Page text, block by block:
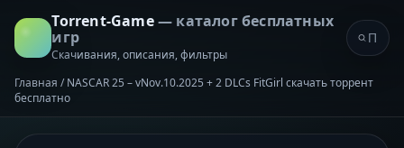
Torrent-Game— каталог бесплатных
игр
Скачивания, описания, фильтры
Главная / NASCAR 25 – vNov.10.2025 + 2 DLCs FitGirl скачать торрент
бесплатно